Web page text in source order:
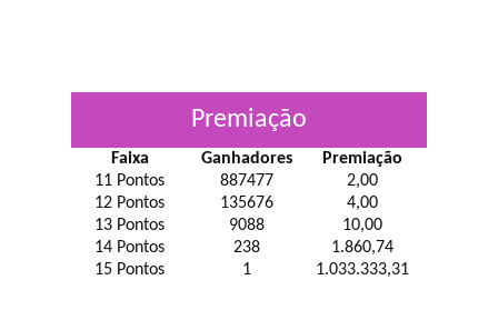
Premiação
Faixa Ganhadores
Premiação
11 Pontos
887477
2,00
12 Pontos
135676
4,00
13 Pontos
9088
10,00
14 Pontos
238
1.860,74
15 Pontos
1 1.033.333,31